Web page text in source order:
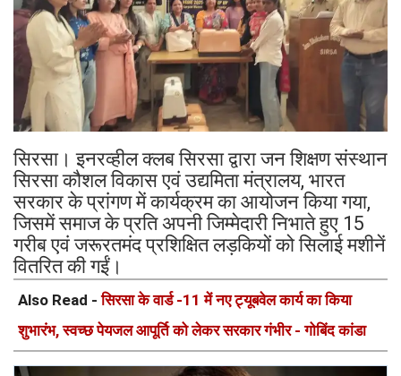
सिरसा। इनरव्हील क्लब सिरसा द्वारा जन शिक्षण संस्थान
सिरसा कौशल विकास एवं उद्यमिता मंत्रालय, भारत
सरकार के प्रांगण में कार्यक्रम का आयोजन किया गया,
जिसमें समाज के प्रति अपनी जिम्मेदारी निभाते हुए 15
गरीब एवं जरूरतमंद प्रशिक्षित लड़कियों को सिलाई मशीनें
वितरित की गईं।
Also Read -सिरसा के वार्ड -11 में नए ट्यूबवेल कार्य का किया
शुभारंभ, स्वच्छ पेयजल आपूर्ति को लेकर सरकार गंभीर - गोबिंद कांडा